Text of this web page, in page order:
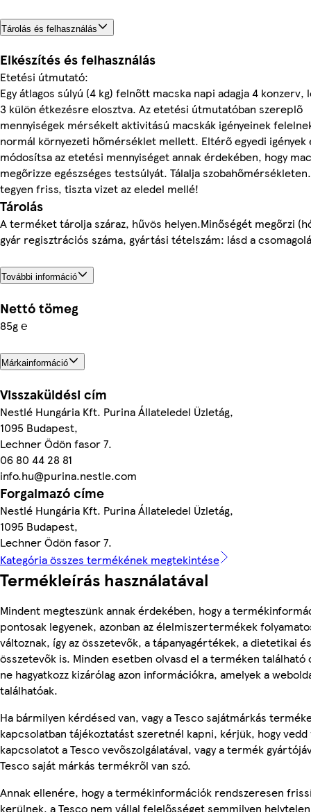
Tárolás és felhasználás
Elkészítés és felhasználás
Etetési útmutató:
Egy átlagos súlyú (4 kg) felnőtt macska napi adagja 4 konzerv,
3 külön étkezésre elosztva. Az etetési útmutatóban szereplő
mennyiségek mérsékelt aktivitású macskák igényeinek
normál környezeti hőmérséklet mellett. Eltérő egyedi igények
módosítsa az etetési mennyiséget annak érdekében, hogy
megőrizze egészséges testsúlyát. Tálalja
tegyen friss, tiszta vizet az eledel mellé!
Tárolás
A terméket tárolja száraz, hűvös helyen.Minőségét megőrzi
gyár regisztrációs száma, gyártási tételszám: lásd a
További információ
Nettó tömeg
85g ℮
Márkainformáció
Visszaküldési cím
Nestlé Hungária Kft. Purina Állateledel Üzletág,
1095 Budapest,
Lechner Ödön fasor 7.
06 80 44 28 81
info.hu@purina.nestle.com
Forgalmazó címe
Nestlé Hungária Kft. Purina Állateledel Üzletág,
1095 Budapest,
Lechner Ödön fasor 7.
Kategória összes termékének megtekintése
Termékleírás használatával
Mindent megteszünk annak érdekében, hogy a
pontosak legyenek, azonban az élelmiszertermékek
változnak, így az összetevők, a tápanyagértékek, a dietetikai
összetevők is. Minden esetben olvasd el a terméken található
ne hagyatkozz kizárólag azon információkra, amelyek a
találhatóak.
Ha bármilyen kérdésed van, vagy a Tesco sajátmárkás
kapcsolatban tájékoztatást szeretnél kapni, kérjük, hogy vedd
kapcsolatot a Tesco vevőszolgálatával, vagy a termék
Tesco saját márkás termékről van szó.
Annak ellenére, hogy a termékinformációk rendszeresen
kerülnek, a Tesco nem vállal felelősséget semmilyen helytelen